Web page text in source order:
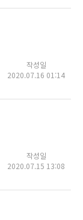
작성일
2020.07.16 01:14
작성일
2020.07.15 13:08